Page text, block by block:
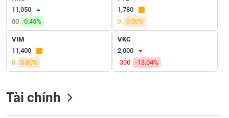
11,050
50
0.45%
1,780
0
0.00%
VIM
11,400
0
0.00%
VKC
2,000
-300
-13.04%
Tài chính
BẤT
ĐỘNG
SẢN
Mã
khoán
(-)